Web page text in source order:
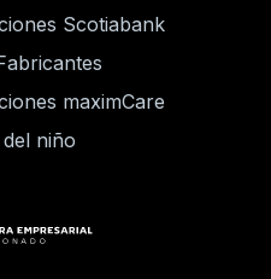
Scotiabank
maximCare
niño